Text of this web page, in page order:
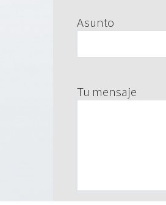
Asunto
Tu mensaje